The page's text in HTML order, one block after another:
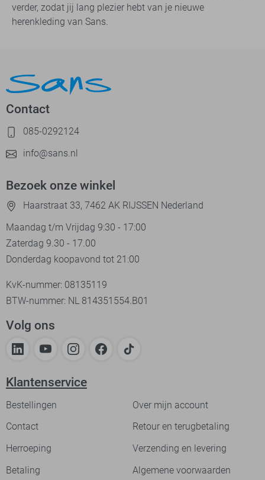
verder, zodat jij lang plezier hebt van je nieuwe
herenkleding van Sans.
Contact
085-0292124
info@sans.nl
Bezoek onze winkel
Haarstraat 33, 7462 AK RIJSSEN Nederland
Maandag t/m Vrijdag 9:30 - 17:00
Zaterdag 9.30 - 17.00
Donderdag koopavond tot 21:00
KvK-nummer: 08135119
BTW-nummer: NL 814351554.B01
Volg ons
Klantenservice
Bestellingen
Over mijn account
Contact
Retour en terugbetaling
Herroeping
Verzending en levering
Betaling
Algemene voorwaarden